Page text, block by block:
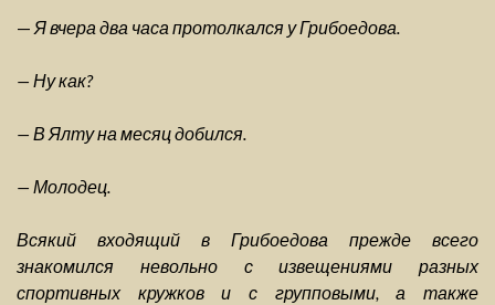
— Я вчера два часа протолкался у Грибоедова.
— Ну как?
— В Ялту на месяц добился.
— Молодец.
Всякий входящий в Грибоедова прежде всего
знакомился невольно с извещениями разных
спортивных кружков и с групповыми, а также